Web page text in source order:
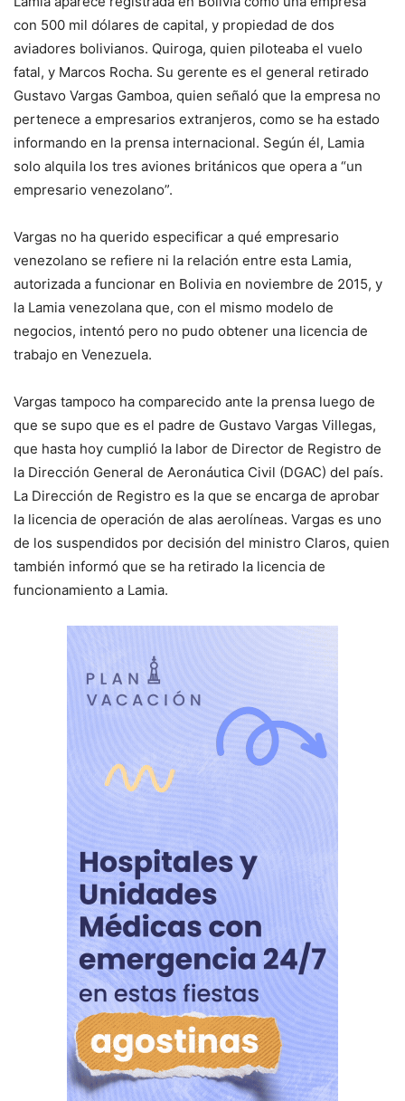
con 500 mil dólares de capital, y propiedad de dos
aviadores bolivianos. Quiroga, quien piloteaba el vuelo
fatal, y Marcos Rocha. Su gerente es el general retirado
Gustavo Vargas Gamboa, quien señaló que la empresa no
pertenece a empresarios extranjeros, como se ha estado
informando en la prensa internacional. Según él, Lamia
solo alquila los tres aviones británicos que opera a “un
empresario venezolano”.
Vargas no ha querido especificar a qué empresario
venezolano se refiere ni la relación entre esta Lamia,
autorizada a funcionar en Bolivia en noviembre de 2015, y
la Lamia venezolana que, con el mismo modelo de
negocios, intentó pero no pudo obtener una licencia de
trabajo en Venezuela.
Vargas tampoco ha comparecido ante la prensa luego de
que se supo que es el padre de Gustavo Vargas Villegas,
que hasta hoy cumplió la labor de Director de Registro de
la Dirección General de Aeronáutica Civil (DGAC) del país.
La Dirección de Registro es la que se encarga de aprobar
la licencia de operación de alas aerolíneas. Vargas es uno
de los suspendidos por decisión del ministro Claros, quien
también informó que se ha retirado la licencia de
funcionamiento a Lamia.